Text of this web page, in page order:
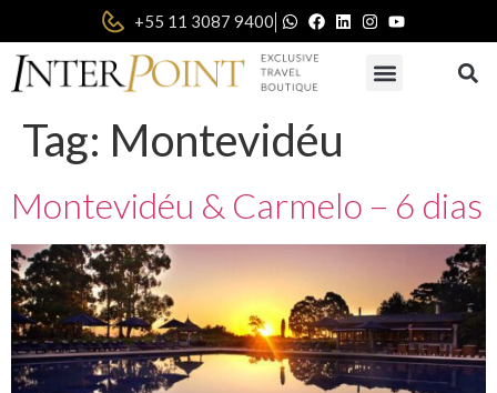
+55 11 3087 9400|
Tag: Montevidéu
Montevidéu & Carmelo – 6 dias